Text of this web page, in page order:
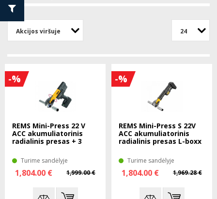
Akcijos viršuje 24
-%
REMS Mini-Press 22 V
ACC akumuliatorinis
radialinis presas + 3
Turime sandėlyje
1,999.00 €
1,804.00 €
-%
REMS Mini-Press S 22V
ACC akumuliatorinis
radialinis presas L-boxx
Turime sandėlyje
1,969.28 €
1,804.00 €